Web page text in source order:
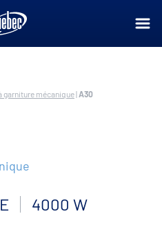
garniture mécanique|A30
4000 W